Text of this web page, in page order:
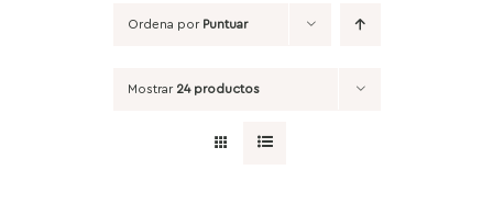
Ordena por Puntuar
Mostrar 24 productos